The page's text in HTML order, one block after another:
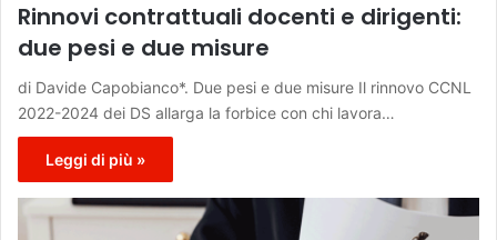
Rinnovi contrattuali docenti e dirigenti:
due pesi e due misure
di Davide Capobianco*. Due pesi e due misure Il rinnovo CCNL
2022-2024 dei DS allarga la forbice con chi lavora…
Leggi di più »